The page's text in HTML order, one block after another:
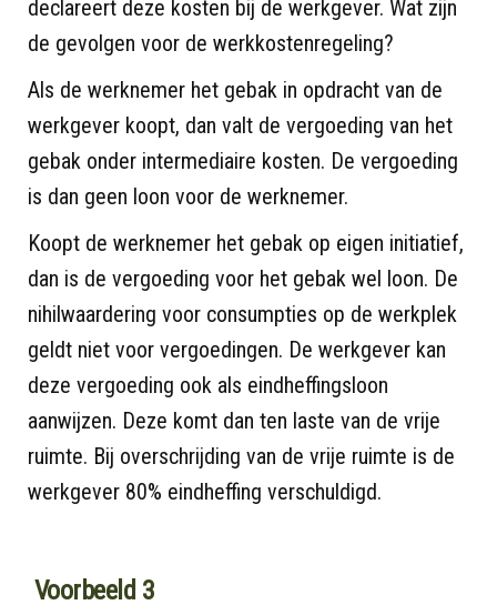
declareert deze kosten bij de werkgever. Wat zijn
de gevolgen voor de werkkostenregeling?
Als de werknemer het gebak in opdracht van de
werkgever koopt, dan valt de vergoeding van het
gebak onder intermediaire kosten. De vergoeding
is dan geen loon voor de werknemer.
Koopt de werknemer het gebak op eigen initiatief,
dan is de vergoeding voor het gebak wel loon. De
nihilwaardering voor consumpties op de werkplek
geldt niet voor vergoedingen. De werkgever kan
deze vergoeding ook als eindheffingsloon
aanwijzen. Deze komt dan ten laste van de vrije
ruimte. Bij overschrijding van de vrije ruimte is de
werkgever 80% eindheffing verschuldigd.
Voorbeeld 3